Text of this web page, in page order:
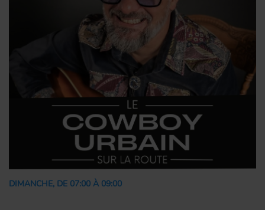
DIMANCHE, DE 07:00 À 09:00